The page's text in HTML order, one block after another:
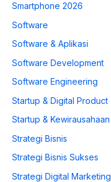
Smartphone 2026
Software
Software & Aplikasi
Software Development
Software Engineering
Startup & Digital Product
Startup & Kewirausahaan
Strategi Bisnis
Strategi Bisnis Sukses
Strategi Digital Marketing